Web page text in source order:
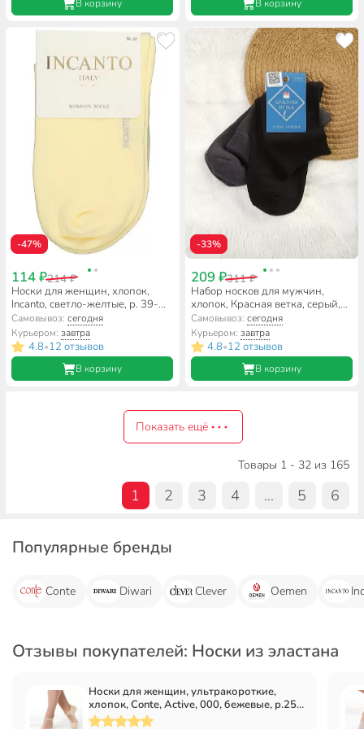
В корзину В корзину
-47%
114 ₽214 ₽
Носки для женщин, хлопок,
Incanto, светло-желтые, р. 39-
40, IBD733003
Самовывоз:сегодня
Курьером:завтра
4.8•12 отзывов
В корзину
-33%
209 ₽311 ₽
Набор носков для мужчин,
хлопок, Красная ветка, серый,
черный, р. 27, 2 пары, С2058
Самовывоз: сегодня
Курьером: завтра
4.8•12 отзывов
В корзину
Показать ещё
Товары 1 - 32 из 165
1 2 3 4 ... 5 6
Популярные бренды
Conte Diwari Clever Oemen
Отзывы покупателей: Носки из эластана
Носки для женщин, ультракороткие,
хлопок, Conte, Active, 000, бежевые, р.25-
27, 18С-4СП